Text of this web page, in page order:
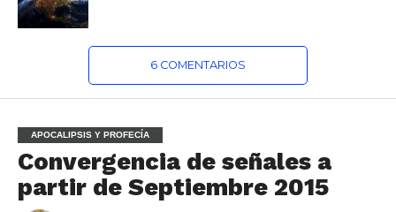
6 COMENTARIOS
APOCALIPSIS Y PROFECÍA
Convergencia de señales a
partir de Septiembre 2015